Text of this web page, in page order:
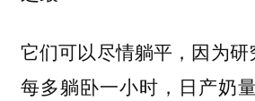
它们可以尽情躺平，因为
每多躺卧一小时，日产奶